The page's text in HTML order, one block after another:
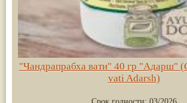
"Чандрапрабха вати" 40 гр "Адарш"
vati Adarsh)